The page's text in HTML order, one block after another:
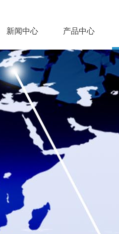
新闻中心 产品中心